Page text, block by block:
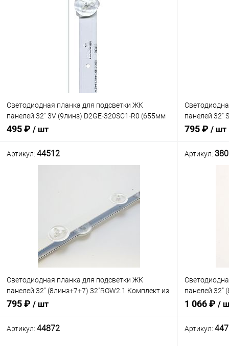
Светодиодная планка для подсветки ЖК
панелей 32" 3V (9линз) D2GE-320SC1-R0 (655мм
х12мм, SHARP_FHD (Samsung
495 ₽ / шт
В наличии: 2шт.
панелей 32"
795 ₽ / шт
Артикул: 44512
Светодиодная планка для подсветки ЖК
панелей 32" (8линз+7+7) 32"ROW2.1 Комплект из
3-х штук (1 планка A2 - 8 линз) + (2 планки A1 - 7
795 ₽ / шт
Артикул:
панелей 32"
линз),
1 066 ₽ /
Артикул: 44872 Артикул: